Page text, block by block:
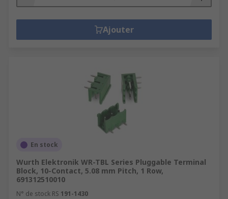
Ajouter
En stock
Wurth Elektronik WR-TBL Series Pluggable Terminal
Block, 10-Contact, 5.08 mm Pitch, 1 Row,
691312510010
N° de stock RS 191-1430